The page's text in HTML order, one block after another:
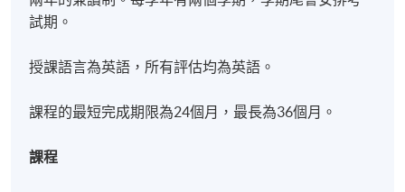
試期。
授課語言為英語，所有評估均為英語。
課程的最短完成期限為24個月，最長為36個月。
課程